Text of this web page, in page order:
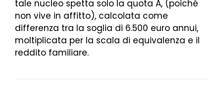
tale nucleo spetta solo la quota A, (poiché
non vive in affitto), calcolata come
differenza tra la soglia di 6.500 euro annui,
moltiplicata per la scala di equivalenza e il
reddito familiare.